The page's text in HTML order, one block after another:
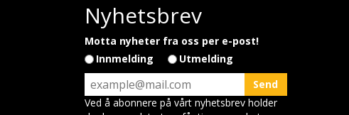
Nyhetsbrev
Motta nyheter fra oss per e-post!
Innmelding
Utmelding
Ved å abonnere på vårt nyhetsbrev holder